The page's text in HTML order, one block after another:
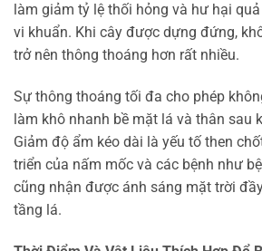
làm giảm tỷ lệ thối hỏng và hư hại
vi khuẩn. Khi cây được dựng đứng,
trở nên thông thoáng hơn rất nhiều.
Sự thông thoáng tối đa cho phép
làm khô nhanh bề mặt lá và thân sau
Giảm độ ẩm kéo dài là yếu tố then
triển của nấm mốc và các bệnh như
cũng nhận được ánh sáng mặt trời
tầng lá.